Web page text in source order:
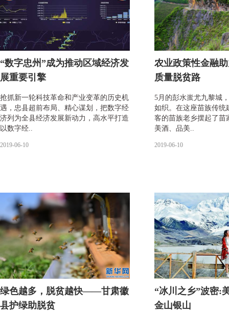
“数字忠州”成为推动区域经济发
展重要引擎
抢抓新一轮科技革命和产业变革的历史机
遇，忠县超前布局、精心谋划，把数字经
济列为全县经济发展新动力，高水平打造
以数字经..
2019-06-10
农业政策性金融
质量脱贫路
5月的彭水蚩尤九黎城
如织。在这座苗族传统
客的苗族老乡摆起了苗
美酒、品美..
2019-06-10
绿色越多，脱贫越快——甘肃徽
县护绿助脱贫
“冰川之乡”波密:
金山银山